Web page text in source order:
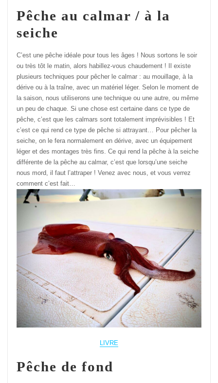
Pêche au calmar / à la
seiche
C’est une pêche idéale pour tous les âges ! Nous sortons le soir
ou très tôt le matin, alors habillez-vous chaudement ! Il existe
plusieurs techniques pour pêcher le calmar : au mouillage, à la
dérive ou à la traîne, avec un matériel léger. Selon le moment de
la saison, nous utiliserons une technique ou une autre, ou même
un peu de chaque. Si une chose est certaine dans ce type de
pêche, c’est que les calmars sont totalement imprévisibles ! Et
c’est ce qui rend ce type de pêche si attrayant… Pour pêcher la
seiche, on le fera normalement en dérive, avec un équipement
léger et des montages très fins. Ce qui rend la pêche à la seiche
différente de la pêche au calmar, c’est que lorsqu’une seiche
nous mord, il faut l’attraper ! Venez avec nous, et vous verrez
comment c’est fait…
LIVRE
Pêche de fond